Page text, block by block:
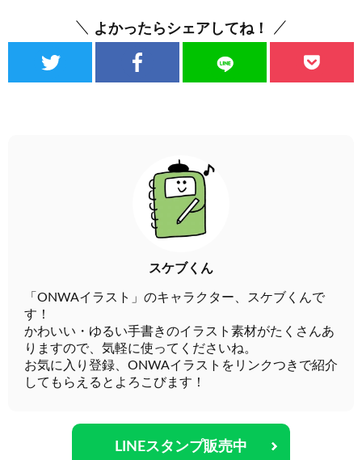
よかったらシェアしてね！
スケブくん
「ONWAイラスト」のキャラクター、スケブくんで
す！
かわいい・ゆるい手書きのイラスト素材がたくさんあ
りますので、気軽に使ってくださいね。
お気に入り登録、ONWAイラストをリンクつきで紹介
してもらえるとよろこびます！
LINEスタンプ販売中